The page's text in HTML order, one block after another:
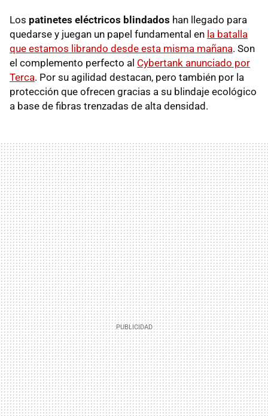
Los patinetes eléctricos blindados han llegado para
quedarse y juegan un papel fundamental en la batalla
que estamos librando desde esta misma mañana. Son
el complemento perfecto al Cybertank anunciado por
Terca. Por su agilidad destacan, pero también por la
protección que ofrecen gracias a su blindaje ecológico
a base de fibras trenzadas de alta densidad.